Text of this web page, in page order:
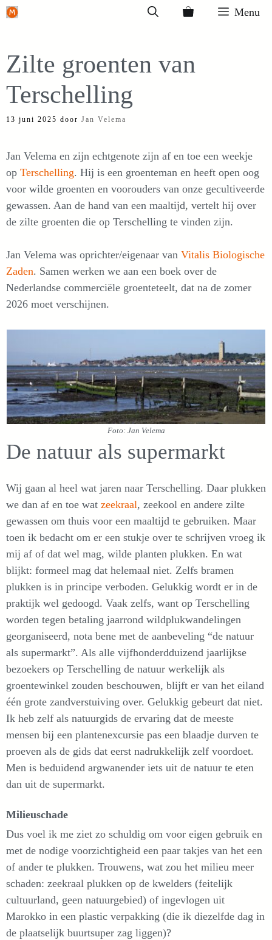
Ga
inhoud
Menu
Zilte groenten van
Terschelling
13 juni 2025 door Jan Velema
Jan Velema en zijn echtgenote zijn af en toe een weekje
op Terschelling. Hij is een groenteman en heeft open oog
voor wilde groenten en voorouders van onze gecultiveerde
gewassen. Aan de hand van een maaltijd, vertelt hij over
de zilte groenten die op Terschelling te vinden zijn.
Jan Velema was oprichter/eigenaar van Vitalis Biologische
Zaden. Samen werken we aan een boek over de
Nederlandse commerciële groenteteelt, dat na de zomer
2026 moet verschijnen.
Foto: Jan Velema
De natuur als supermarkt
Wij gaan al heel wat jaren naar Terschelling. Daar plukken
we dan af en toe wat zeekraal, zeekool en andere zilte
gewassen om thuis voor een maaltijd te gebruiken. Maar
toen ik bedacht om er een stukje over te schrijven vroeg ik
mij af of dat wel mag, wilde planten plukken. En wat
blijkt: formeel mag dat helemaal niet. Zelfs bramen
plukken is in principe verboden. Gelukkig wordt er in de
praktijk wel gedoogd. Vaak zelfs, want op Terschelling
worden tegen betaling jaarrond wildplukwandelingen
georganiseerd, nota bene met de aanbeveling “de natuur
als supermarkt”. Als alle vijfhonderdduizend jaarlijkse
bezoekers op Terschelling de natuur werkelijk als
groentewinkel zouden beschouwen, blijft er van het eiland
één grote zandverstuiving over. Gelukkig gebeurt dat niet.
Ik heb zelf als natuurgids de ervaring dat de meeste
mensen bij een plantenexcursie pas een blaadje durven te
proeven als de gids dat eerst nadrukkelijk zelf voordoet.
Men is beduidend argwanender iets uit de natuur te eten
dan uit de supermarkt.
Milieuschade
Dus voel ik me ziet zo schuldig om voor eigen gebruik en
met de nodige voorzichtigheid een paar takjes van het een
of ander te plukken. Trouwens, wat zou het milieu meer
schaden: zeekraal plukken op de kwelders (feitelijk
cultuurland, geen natuurgebied) of ingevlogen uit
Marokko in een plastic verpakking (die ik diezelfde dag in
de plaatselijk buurtsuper zag liggen)?